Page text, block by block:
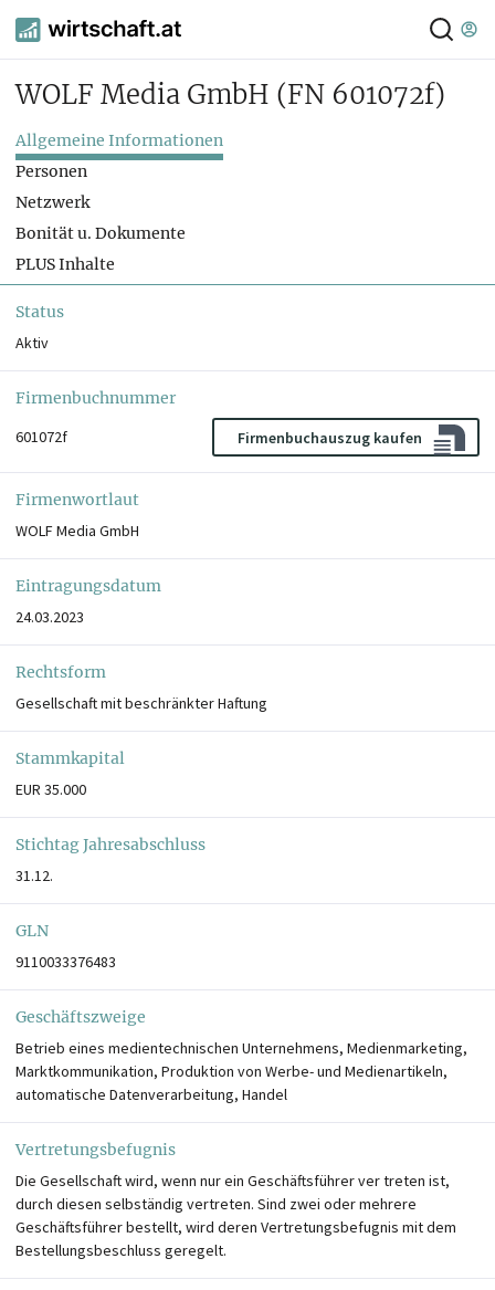
WOLF Media GmbH (FN 601072f)
Allgemeine Informationen
Personen
Netzwerk
Bonität u. Dokumente
PLUS Inhalte
Status
Aktiv
Firmenbuchnummer
601072f
Firmenbuchauszug kaufen
Firmenwortlaut
WOLF Media GmbH
Eintragungsdatum
24.03.2023
Rechtsform
Gesellschaft mit beschränkter Haftung
Stammkapital
EUR 35.000
Stichtag Jahresabschluss
31.12.
GLN
9110033376483
Geschäftszweige
Betrieb eines medientechnischen Unternehmens, Medienmarketing,
Marktkommunikation, Produktion von Werbe- und Medienartikeln,
automatische Datenverarbeitung, Handel
Vertretungsbefugnis
Die Gesellschaft wird, wenn nur ein Geschäftsführer ver treten ist,
durch diesen selbständig vertreten. Sind zwei oder mehrere
Geschäftsführer bestellt, wird deren Vertretungsbefugnis mit dem
Bestellungsbeschluss geregelt.